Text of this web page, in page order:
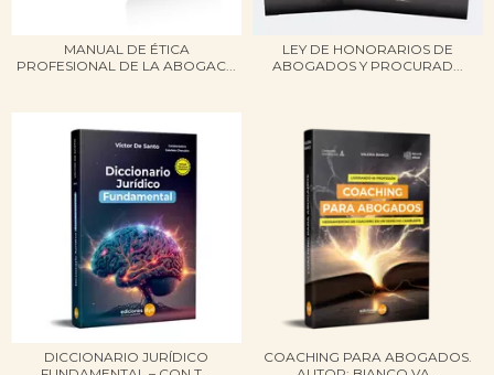
MANUAL DE ÉTICA
PROFESIONAL DE LA ABOGAC...
LEY DE HONORARIOS DE
ABOGADOS Y PROCURAD...
DICCIONARIO JURÍDICO
COACHING PARA ABOGADOS.